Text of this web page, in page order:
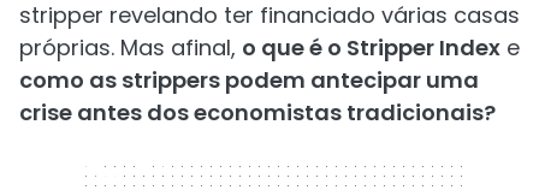
stripper revelando ter financiado várias casas
próprias. Mas afinal, o que é o Stripper Index e
como as strippers podem antecipar uma
crise antes dos economistas tradicionais?
320 x 50